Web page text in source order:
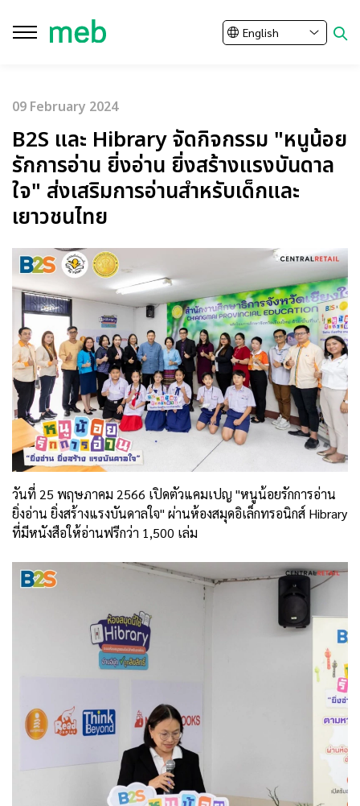
English
SITE SEARCH
Enhanced by
Close
09 February 2024
B2S และ Hibrary จัดกิจกรรม "หนูน้อย
รักการอ่าน ยิ่งอ่าน ยิ่งสร้างแรงบันดาล
ใจ" ส่งเสริมการอ่านสำหรับเด็กและ
เยาวชนไทย
วันที่ 25 พฤษภาคม 2566 เปิดตัวแคมเปญ "หนูน้อยรักการอ่าน
ยิ่งอ่าน ยิ่งสร้างแรงบันดาลใจ" ผ่านห้องสมุดอิเล็กทรอนิกส์ Hibrary
ที่มีหนังสือให้อ่านฟรีกว่า 1,500 เล่ม